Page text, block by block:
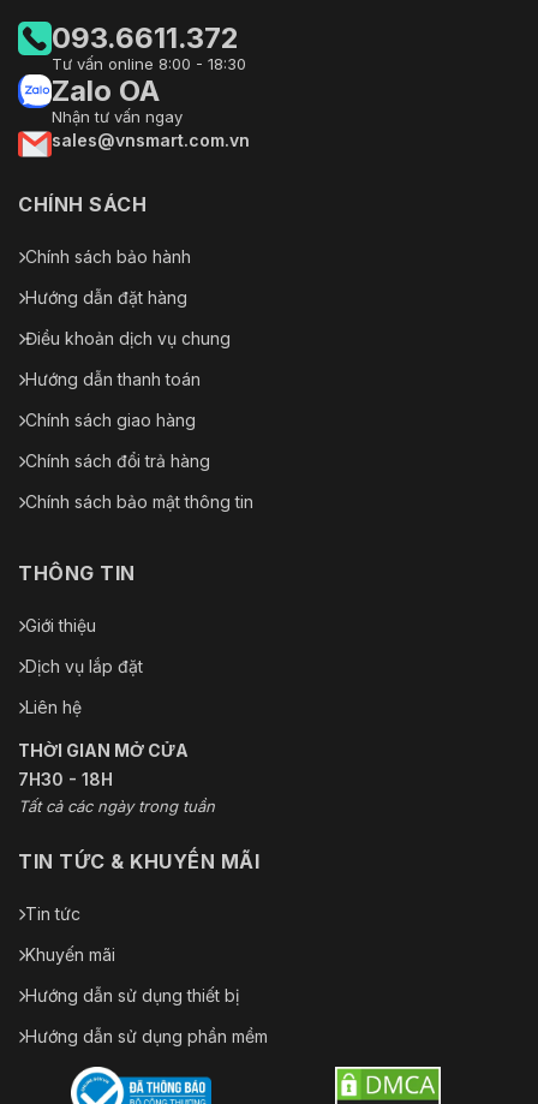
093.6611.372
Tư vấn online 8:00 - 18:30
Zalo OA
Nhận tư vấn ngay
sales@vnsmart.com.vn
CHÍNH SÁCH
Chính sách bảo hành
Hướng dẫn đặt hàng
Điều khoản dịch vụ chung
Hướng dẫn thanh toán
Chính sách giao hàng
Chính sách đổi trả hàng
Chính sách bảo mật thông tin
THÔNG TIN
Giới thiệu
Dịch vụ lắp đặt
Liên hệ
THỜI GIAN MỞ CỬA
7H30 - 18H
Tất cả các ngày trong tuần
TIN TỨC & KHUYẾN MÃI
Tin tức
Khuyến mãi
Hướng dẫn sử dụng thiết bị
Hướng dẫn sử dụng phần mềm